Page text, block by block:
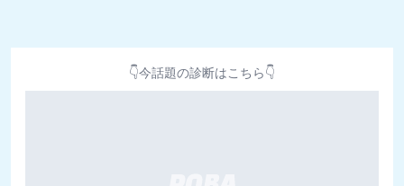
👇今話題の診断はこちら👇